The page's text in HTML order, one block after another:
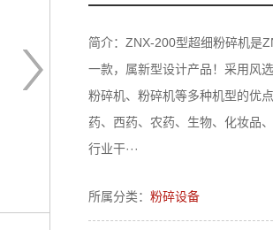
简介：ZNX-200型超细粉碎机是
一款，属新型设计产品！采用风
粉碎机、粉碎机等多种机型的优
药、西药、农药、生物、化妆品
行业干···
所属分类： 粉碎设备